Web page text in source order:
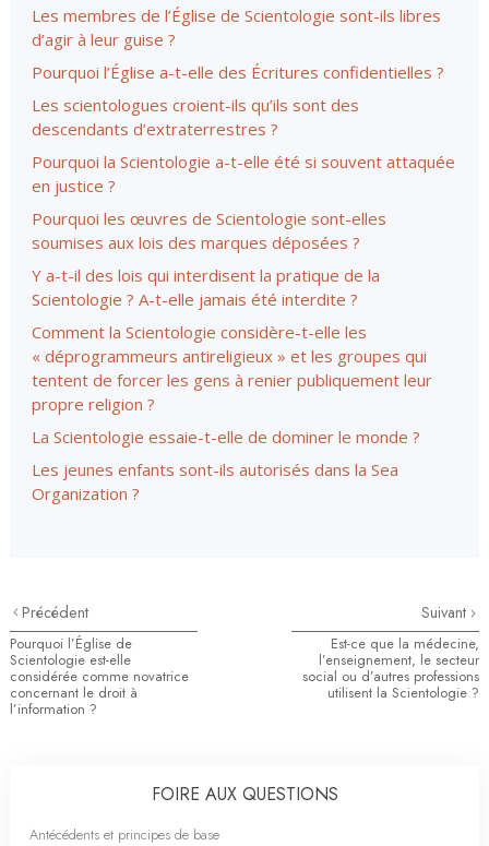
Les membres de l’Église de Scientologie sont-ils libres
d’agir à leur guise ?
Pourquoi l’Église a-t-elle des Écritures confidentielles ?
Les scientologues croient-ils qu’ils sont des
descendants d’extraterrestres ?
Pourquoi la Scientologie a-t-elle été si souvent attaquée
en justice ?
Pourquoi les œuvres de Scientologie sont-elles
soumises aux lois des marques déposées ?
Y a-t-il des lois qui interdisent la pratique de la
Scientologie ? A-t-elle jamais été interdite ?
Comment la Scientologie considère-t-elle les
« déprogrammeurs antireligieux » et les groupes qui
tentent de forcer les gens à renier publiquement leur
propre religion ?
La Scientologie essaie-t-elle de dominer le monde ?
Les jeunes enfants sont-ils autorisés dans la Sea
Organization ?
Précédent
Pourquoi l’Église de
Scientologie est-elle
considérée comme novatrice
concernant le droit à
l’information ?
Suivant
Est-ce que la médecine,
l’enseignement, le secteur
social ou d’autres professions
utilisent la Scientologie ?
FOIRE AUX QUESTIONS
Antécédents et principes de base